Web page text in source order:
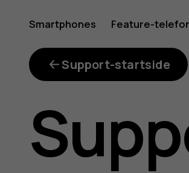
Smartphones Feature-
Min konto
Support-startside